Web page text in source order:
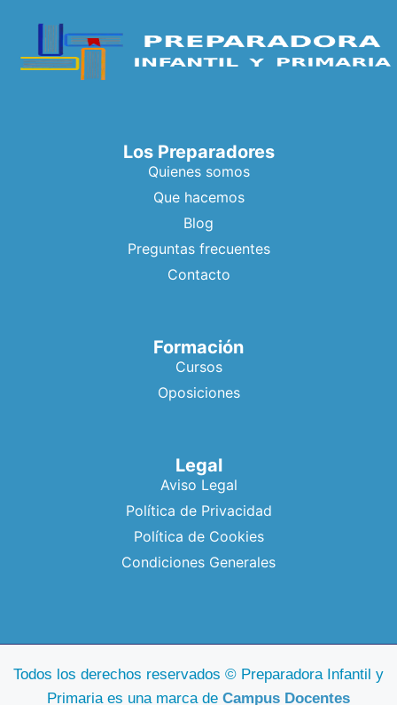
Los Preparadores
Quienes somos
Que hacemos
Blog
Preguntas frecuentes
Contacto
Formación
Cursos
Oposiciones
Legal
Aviso Legal
Política de Privacidad
Política de Cookies
Condiciones Generales
Todos los derechos reservados © Preparadora Infantil y
Primaria es una marca de Campus Docentes